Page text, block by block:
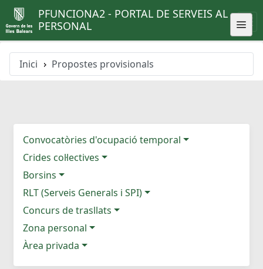
PFUNCIONA2 - PORTAL DE SERVEIS AL
PERSONAL
Inici Propostes provisionals
Convocatòries d'ocupació temporal
Crides col·lectives
Borsins
RLT (Serveis Generals i SPI)
Concurs de trasllats
Zona personal
Àrea privada